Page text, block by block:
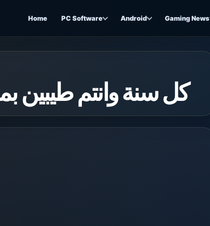
Home PC Software Android Gaming News
كل سنة وانتم طيبين